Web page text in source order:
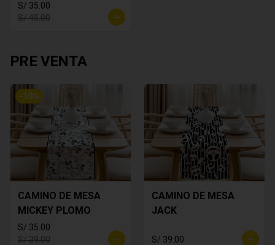
S/ 35.00
S/ 45.00
PRE VENTA
-10%
CAMINO DE MESA
MICKEY PLOMO
S/ 35.00
S/ 39.00
CAMINO DE MESA
JACK
S/ 39.00